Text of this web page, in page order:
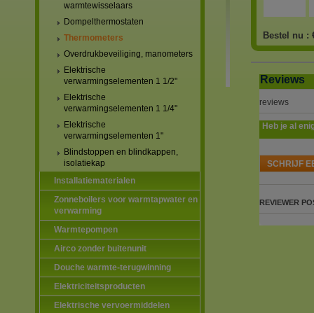
warmtewisselaars
Dompelthermostaten
Thermometers
Overdrukbeveiliging, manometers
Elektrische
verwarmingselementen 1 1/2"
Elektrische
verwarmingselementen 1 1/4"
Elektrische
verwarmingselementen 1"
Blindstoppen en blindkappen,
isolatiekap
Installatiematerialen
Zonneboilers voor warmtapwater en
verwarming
Warmtepompen
Airco zonder buitenunit
Douche warmte-terugwinning
Elektriciteitsproducten
Elektrische vervoermiddelen
Bestel nu :
Reviews
reviews
Heb je al
SCHRIJF
REVIEWER